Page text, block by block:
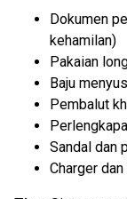
Dokumen
kehamilan)
Pakaian
Baju
Pembalut
Sandal dan
Charger